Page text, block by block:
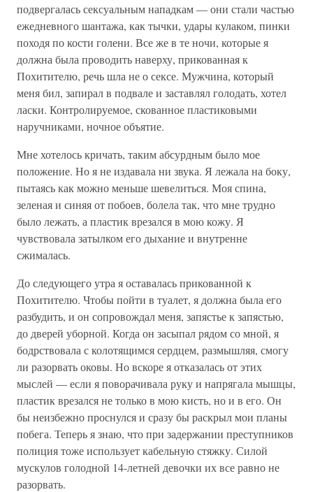
подвергалась сексуальным нападкам — они стали частью
ежедневного шантажа, как тычки, удары кулаком, пинки
походя по кости голени. Все же в те ночи, которые я
должна была проводить наверху, прикованная к
Похитителю, речь шла не о сексе. Мужчина, который
меня бил, запирал в подвале и заставлял голодать, хотел
ласки. Контролируемое, скованное пластиковыми
наручниками, ночное объятие.
Мне хотелось кричать, таким абсурдным было мое
положение. Но я не издавала ни звука. Я лежала на боку,
пытаясь как можно меньше шевелиться. Моя спина,
зеленая и синяя от побоев, болела так, что мне трудно
было лежать, а пластик врезался в мою кожу. Я
чувствовала затылком его дыхание и внутренне
сжималась.
До следующего утра я оставалась прикованной к
Похитителю. Чтобы пойти в туалет, я должна была его
разбудить, и он сопровождал меня, запястье к запястью,
до дверей уборной. Когда он засыпал рядом со мной, я
бодрствовала с колотящимся сердцем, размышляя, смогу
ли разорвать оковы. Но вскоре я отказалась от этих
мыслей — если я поворачивала руку и напрягала мышцы,
пластик врезался не только в мою кисть, но и в его. Он
бы неизбежно проснулся и сразу бы раскрыл мои планы
побега. Теперь я знаю, что при задержании преступников
полиция тоже использует кабельную стяжку. Силой
мускулов голодной 14-летней девочки их все равно не
разорвать.